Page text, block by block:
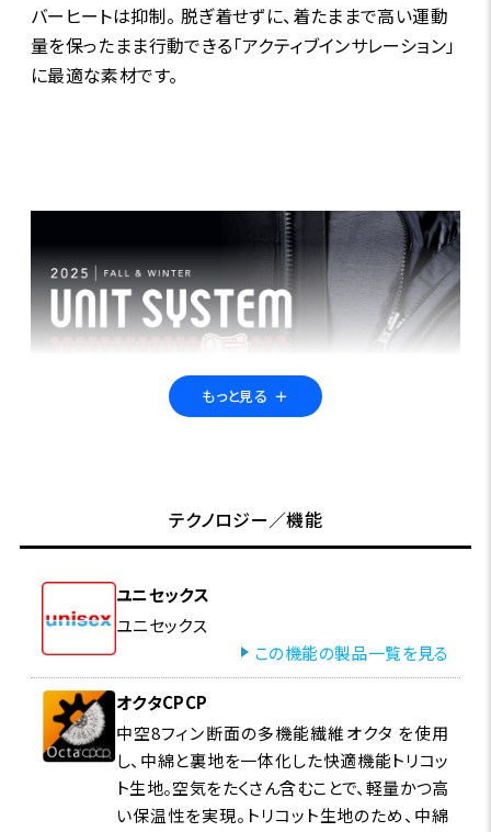
バーヒートは抑制。 脱ぎ着せずに、着たままで高い運動
量を保ったまま行動できる「アクティブインサレーション」
に最適な素材です。
ユニットシステムとは？
専用ファスナーでアウターとインナーを連結し、一体化
できるシステム。 気温やアクティビティ・シーンに応じて
自由に組み合わせることができます。
春や秋はそれぞれを単体で着用し、冬にはフリースやダ
ウンのインナーを連結して保温性を追加。 機能をプラス
し、フィールドでの行動範囲を広げながら、長いシーズン
活躍してくれます。 アウトドアでも日常でも快適に過ごす
ために―― 自分に最適な機能やカラーで、自分に最適な一
着をデザインしてみませんか？
もっと見る ＋
テクノロジー／機能
ユニセックス
ユニセックス
この機能の製品一覧を見る
オクタCPCP
中空8フィン断面の多機能繊維オクタ を使用
し、中綿と裏地を一体化した快適機能トリコッ
ト生地。空気をたくさん含むことで、軽量かつ高
い保温性を実現。トリコット生地のため、中綿